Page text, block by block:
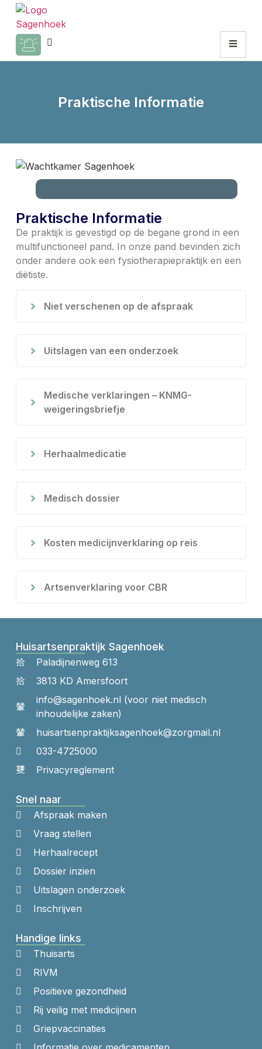
Praktische Informatie
Praktische Informatie
De praktijk is gevestigd op de begane grond in een
multifunctioneel pand. In onze pand bevinden zich
onder andere ook een fysiotherapiepraktijk en een
diëtiste.
Niet verschenen op de afspraak
Uitslagen van een onderzoek
Medische verklaringen – KNMG-
weigeringsbriefje
Herhaalmedicatie
Medisch dossier
Kosten medicijnverklaring op reis
Artsenverklaring voor CBR
Huisartsenpraktijk Sagenhoek
Paladijnenweg 613
3813 KD Amersfoort
info@sagenhoek.nl (voor niet medisch
inhoudelijke zaken)
huisartsenpraktijk​sagenhoek​@zorgmail.nl
033-4725000
Privacyreglement
Snel naar
Afspraak maken
Vraag stellen
Herhaalrecept
Dossier inzien
Uitslagen onderzoek
Inschrijven
Handige links
Thuisarts
RIVM
Positieve gezondheid
Rij veilig met medicijnen
Griepvaccinaties